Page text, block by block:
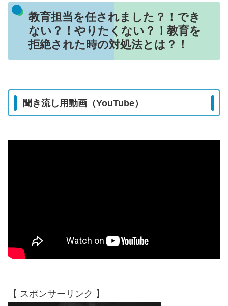
教育担当を任されました？！でき
ない？！やりたくない？！教育を
拒絶された時の対処法とは？！
聞き流し用動画（YouTube）
【 スポンサーリンク 】